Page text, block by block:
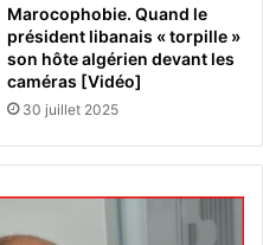
Marocophobie. Quand le
président libanais « torpille »
son hôte algérien devant les
caméras [Vidéo]
30 juillet 2025